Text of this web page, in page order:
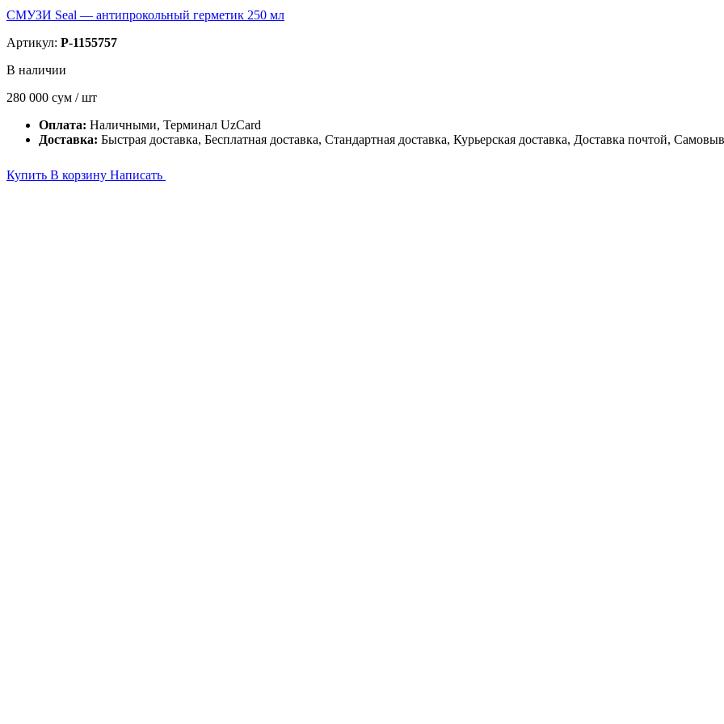
СМУЗИ Seal — антипрокольный герметик 250 мл
Артикул: P-1155757
В наличии
280 000 сум / шт
Оплата: Наличными, Терминал UzCard
Доставка: Быстрая доставка, Бесплатная доставка, Стандартная доставка, Курьерская доставка, Доставка почтой,
Купить В корзину Написать